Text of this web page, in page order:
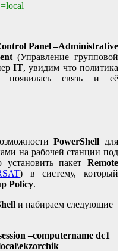
Panel –Administrative
(Управление групповой
IT, увидим что политика
связь и её
PowerShell для
на рабочей станции под
установить пакетRemote
) в систему, который
Policy.
и набираем следующие
–computername dc1